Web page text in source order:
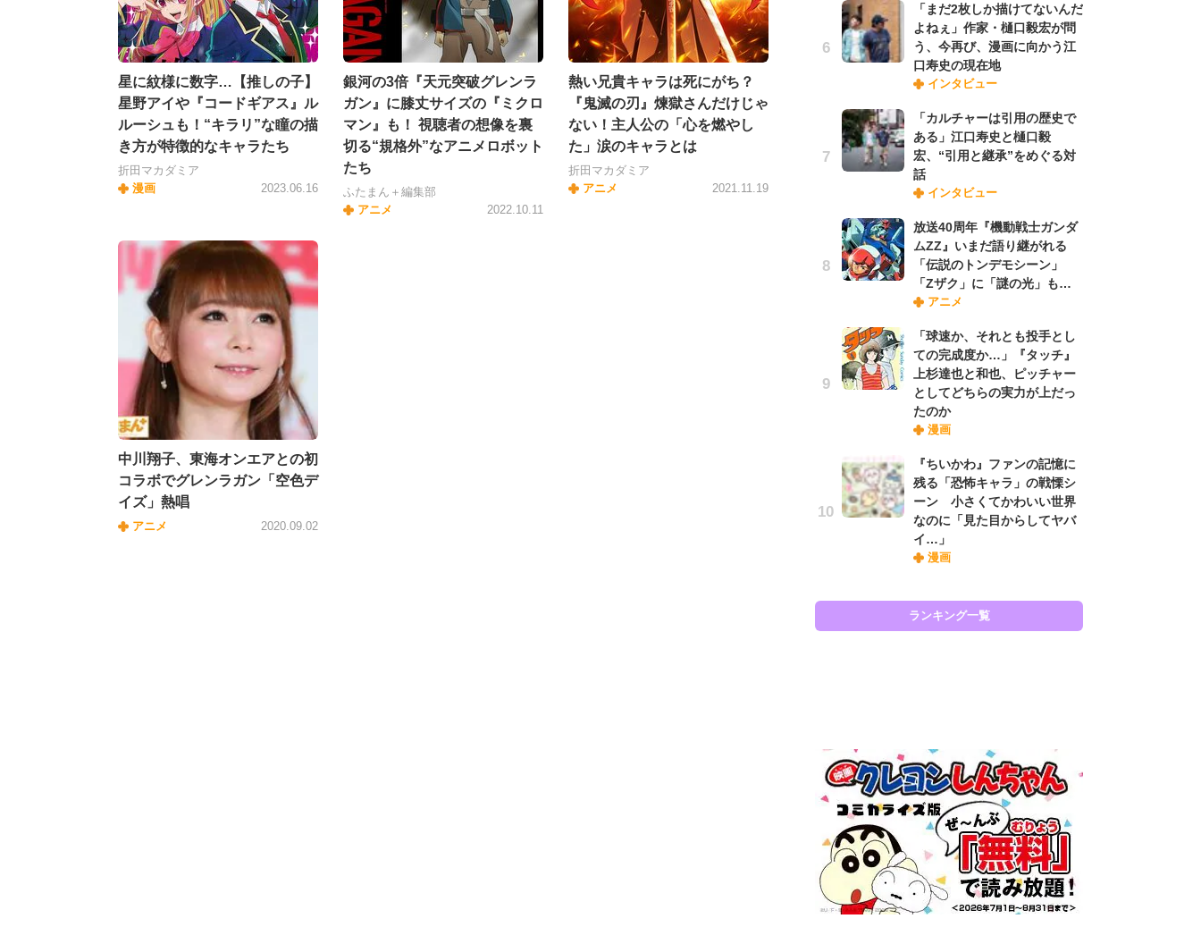
星に紋様に数字…【推しの子】
星野アイや『コードギアス』ル
ルーシュも！“キラリ”な瞳の描
き方が特徴的なキャラたち
折田マカダミア
漫画
2023.06.16
銀河の3倍『天元突破グレンラ
ガン』に膝丈サイズの『ミクロ
マン』も！ 視聴者の想像を裏
切る“規格外”なアニメロボット
たち
ふたまん＋編集部
アニメ
2022.10.11
熱い兄貴キャラは死にがち？
『鬼滅の刃』煉獄さんだけじゃ
ない！主人公の「心を燃やし
た」涙のキャラとは
折田マカダミア
アニメ
2021.11.19
中川翔子、東海オンエアとの初
コラボでグレンラガン「空色デ
イズ」熱唱
アニメ 2020.09.02
「まだ2枚しか描けてないんだ
よねぇ」作家・樋口毅宏が問
う、今再び、漫画に向かう江
口寿史の現在地
インタビュー
「カルチャーは引用の歴史で
ある」江口寿史と樋口毅
宏、“引用と継承”をめぐる対
話
インタビュー
放送40周年『機動戦士ガンダ
ムZZ』いまだ語り継がれる
「伝説のトンデモシーン」
「Zザク」に「謎の光」も…
アニメ
「球速か、それとも投手とし
ての完成度か…」『タッチ』
上杉達也と和也、ピッチャー
としてどちらの実力が上だっ
たのか
漫画
『ちいかわ』ファンの記憶に
残る「恐怖キャラ」の戦慄シ
ーン 小さくてかわいい世界
なのに「見た目からしてヤバ
イ…」
漫画
ランキング一覧